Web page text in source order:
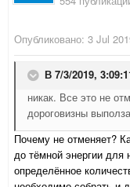
Опубликовано: 3 Jul
В 7/3/2019,
никак. Все это не
дороговизны
Почему не отменяет?
до тёмной энергии для
определённое